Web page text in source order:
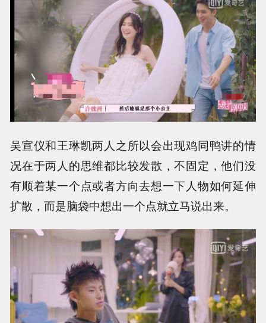
吴宣仪和王琳凯两人之所以会出现鸡同鸭讲的情
况在于两人的思维都比较发散，不固定，他们没
有顺着某一个点或者方向去想一下人物如何延伸
扩散，而是脑袋中想出一个点就立马说出来。